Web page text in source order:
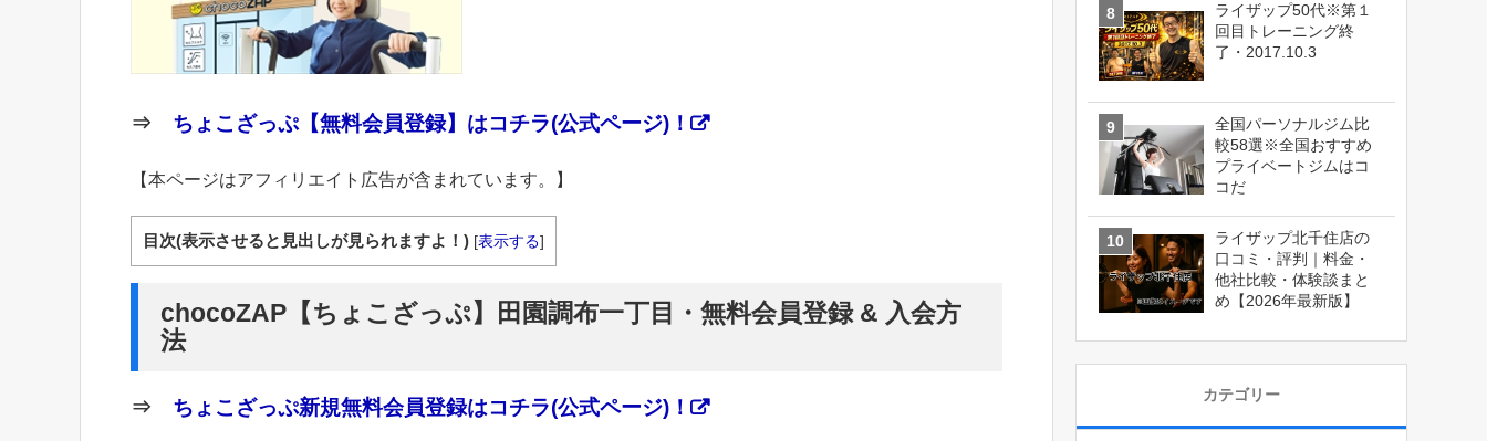
⇒ ちょこざっぷ【無料会員登録】はコチラ(公式ページ)！
【本ページはアフィリエイト広告が含まれています。】
目次(表示させると見出しが見られますよ！) [表示する]
chocoZAP【ちょこざっぷ】田園調布一丁目・無料会員登録 & 入会方
法
⇒ ちょこざっぷ新規無料会員登録はコチラ(公式ページ)！
ライザップ50代※第１
回目トレーニング終
了・2017.10.3
全国パーソナルジム比
較58選※全国おすすめ
プライベートジムはコ
コだ
ライザップ北千住店の
口コミ・評判｜料金・
他社比較・体験談まと
め【2026年最新版】
カテゴリー